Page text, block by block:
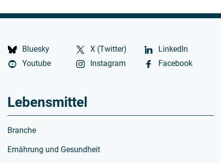
Bluesky X (Twitter)
LinkedIn
Youtube
Instagram Facebook
Lebensmittel
Branche
Ernährung und Gesundheit